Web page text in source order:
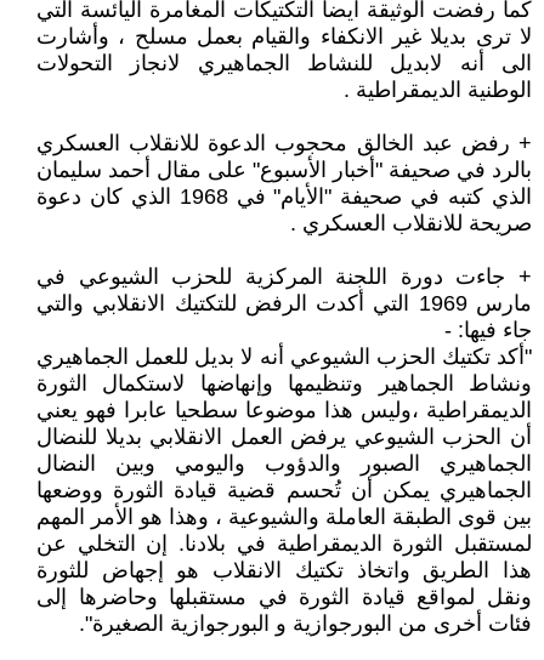
كما رفضت الوثيقة ايضا التكتيكات المغامرة اليائسة التي
لا ترى بديلا غير الانكفاء والقيام بعمل مسلح ، وأشارت
الى أنه لابديل للنشاط الجماهيري لانجاز التحولات
الوطنية الديمقراطية .
+ رفض عبد الخالق محجوب الدعوة للانقلاب العسكري
بالرد في صحيفة "أخبار الأسبوع" على مقال أحمد سليمان
الذي كتبه في صحيفة "الأيام" في 1968 الذي كان دعوة
صريحة للانقلاب العسكري .
+ جاءت دورة اللجنة المركزية للحزب الشيوعي في
مارس 1969 التي أكدت الرفض للتكتيك الانقلابي والتي
جاء فيها: -
"أكد تكتيك الحزب الشيوعي أنه لا بديل للعمل الجماهيري
ونشاط الجماهير وتنظيمها وإنهاضها لاستكمال الثورة
الديمقراطية ،وليس هذا موضوعا سطحيا عابرا فهو يعني
أن الحزب الشيوعي يرفض العمل الانقلابي بديلا للنضال
الجماهيري الصبور والدؤوب واليومي وبين النضال
الجماهيري يمكن أن تُحسم قضية قيادة الثورة ووضعها
بين قوى الطبقة العاملة والشيوعية ، وهذا هو الأمر المهم
لمستقبل الثورة الديمقراطية في بلادنا. إن التخلي عن
هذا الطريق واتخاذ تكتيك الانقلاب هو إجهاض للثورة
ونقل لمواقع قيادة الثورة في مستقبلها وحاضرها إلى
فئات أخرى من البورجوازية و البورجوازية الصغيرة".